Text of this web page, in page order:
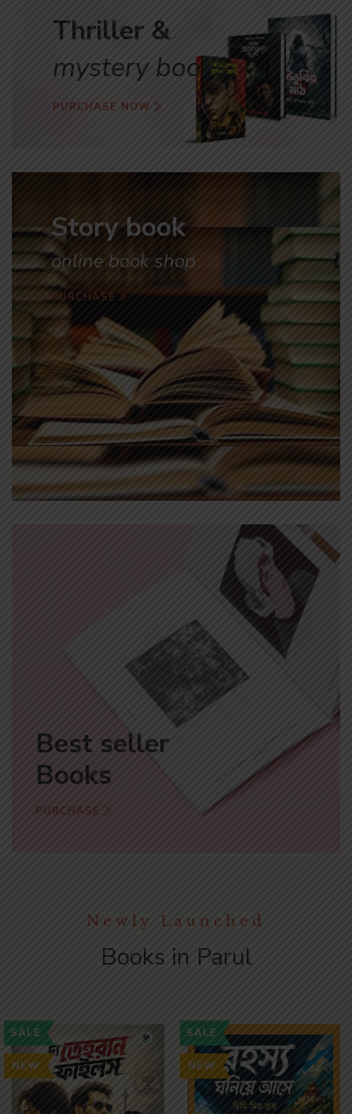
Thriller &
mystery books
PURCHASE NOW
Story book
online book shop
PURCHASE
Best seller
Books
PURCHASE
Newly Launched
Books in Parul
SALE
NEW
SALE
NEW